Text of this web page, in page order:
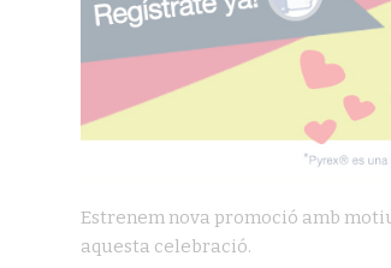
Estrenem nova promoció amb
aquesta celebració.